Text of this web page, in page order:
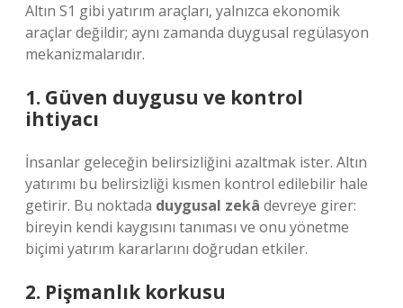
Altın S1 gibi yatırım araçları, yalnızca ekonomik
araçlar değildir; aynı zamanda duygusal regülasyon
mekanizmalarıdır.
1. Güven duygusu ve kontrol
ihtiyacı
İnsanlar geleceğin belirsizliğini azaltmak ister. Altın
yatırımı bu belirsizliği kısmen kontrol edilebilir hale
getirir. Bu noktada duygusal zekâ devreye girer:
bireyin kendi kaygısını tanıması ve onu yönetme
biçimi yatırım kararlarını doğrudan etkiler.
2. Pişmanlık korkusu